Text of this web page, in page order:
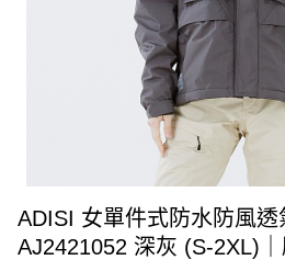
ADISI 女單件式防水防風
AJ2421052 深灰 (S-2XL)